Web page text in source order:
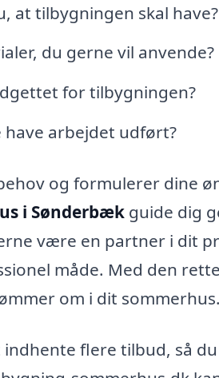
at tilbygningen skal
du gerne vil anvende?
for tilbygningen?
arbejdet udført?
og formulerer dine
i Sønderbæk guide dig
være en partner i dit
måde. Med den
om i dit sommerhus.
flere tilbud, så